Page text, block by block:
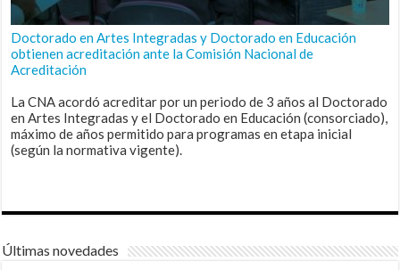
Doctorado en Artes Integradas y Doctorado en Educación
obtienen acreditación ante la Comisión Nacional de
Acreditación
La CNA acordó acreditar por un periodo de 3 años al Doctorado
en Artes Integradas y el Doctorado en Educación (consorciado),
máximo de años permitido para programas en etapa inicial
(según la normativa vigente).
Últimas novedades